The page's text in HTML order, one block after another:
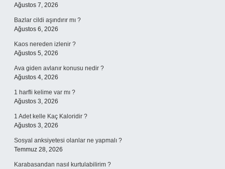
Ağustos 7, 2026
Bazlar cildi aşındırır mı ?
Ağustos 6, 2026
Kaos nereden izlenir ?
Ağustos 5, 2026
Ava giden avlanır konusu nedir ?
Ağustos 4, 2026
1 harfli kelime var mı ?
Ağustos 3, 2026
1 Adet kelle Kaç Kaloridir ?
Ağustos 3, 2026
Sosyal anksiyetesi olanlar ne yapmalı ?
Temmuz 28, 2026
Karabasandan nasıl kurtulabilirim ?